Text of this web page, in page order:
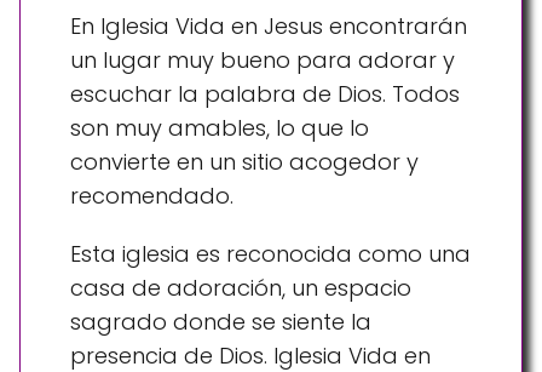
En Iglesia Vida en Jesus encontrarán
un lugar muy bueno para adorar y
escuchar la palabra de Dios. Todos
son muy amables, lo que lo
convierte en un sitio acogedor y
recomendado.
Esta iglesia es reconocida como una
casa de adoración, un espacio
sagrado donde se siente la
presencia de Dios. Iglesia Vida en